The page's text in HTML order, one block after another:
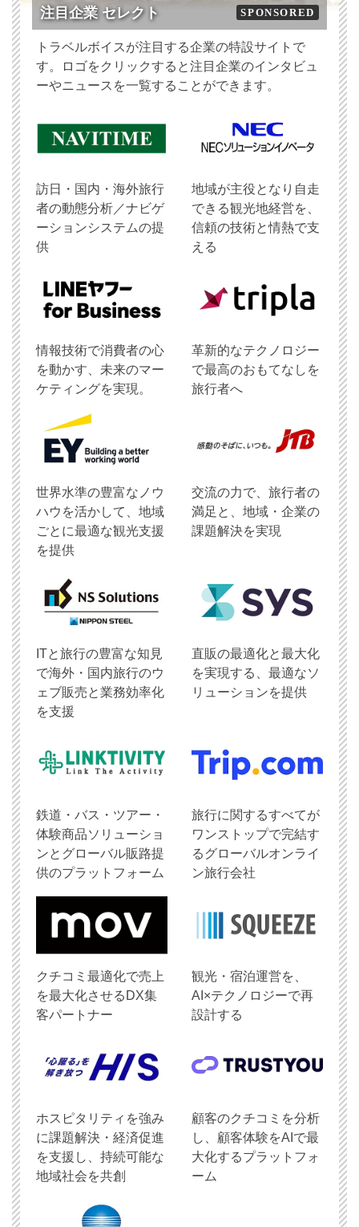
注目企業 セレクト SPONSORED
トラベルボイスが注目する企業の特設サイトで
す。ロゴをクリックすると注目企業のインタビュ
ーやニュースを一覧することができます。
訪日・国内・海外旅行
者の動態分析／ナビゲ
ーションシステムの提
供
地域が主役となり自走
できる観光地経営を、
信頼の技術と情熱で支
える
情報技術で消費者の心
を動かす、未来のマー
ケティングを実現。
革新的なテクノロジー
で最高のおもてなしを
旅行者へ
世界水準の豊富なノウ
ハウを活かして、地域
ごとに最適な観光支援
を提供
交流の力で、旅行者の
満足と、地域・企業の
課題解決を実現
ITと旅行の豊富な知見
で海外・国内旅行のウ
ェブ販売と業務効率化
を支援
直販の最適化と最大化
を実現する、最適なソ
リューションを提供
鉄道・バス・ツアー・
体験商品ソリューショ
ンとグローバル販路提
供のプラットフォーム
旅行に関するすべてが
ワンストップで完結す
るグローバルオンライ
ン旅行会社
クチコミ最適化で売上
を最大化させるDX集
客パートナー
観光・宿泊運営を、
AI×テクノロジーで再
設計する
ホスピタリティを強み
に課題解決・経済促進
を支援し、持続可能な
地域社会を共創
顧客のクチコミを分析
し、顧客体験をAIで最
大化するプラットフォ
ーム